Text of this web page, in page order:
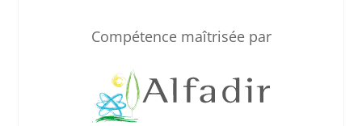
Compétence maîtrisée par